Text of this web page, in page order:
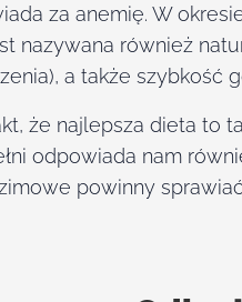
za anemię. W
nazywana również
a także szybkość
że najlepsza dieta to
odpowiada nam
powinny